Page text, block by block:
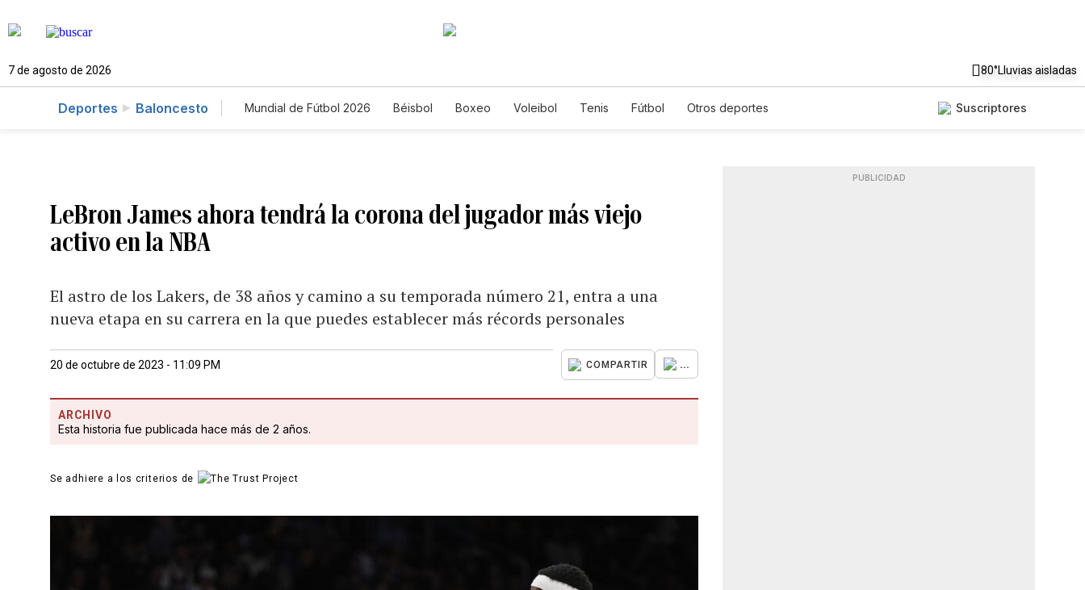
7 de agosto de 2026 80°Lluvias aisladas
Deportes Baloncesto Mundial de Fútbol 2026 Béisbol Boxeo Voleibol Tenis Fútbol Otros deportes Suscriptores
LeBron James ahora tendrá la corona del jugador más viejo
activo en la NBA
El astro de los Lakers, de 38 años y camino a su temporada número 21, entra a una
nueva etapa en su carrera en la que puedes establecer más récords personales
20 de octubre de 2023 - 11:09 PM COMPARTIR ...
ARCHIVO
Esta historia fue publicada hace más de 2 años.
Se adhiere a los criterios de
PUBLICIDAD